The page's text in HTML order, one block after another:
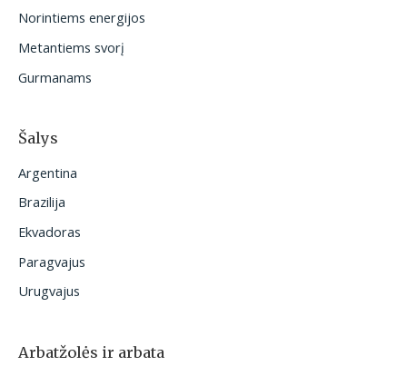
:
Norintiems energijos
Metantiems svorį
Gurmanams
Šalys
Argentina
Brazilija
Ekvadoras
Paragvajus
Urugvajus
Arbatžolės ir arbata